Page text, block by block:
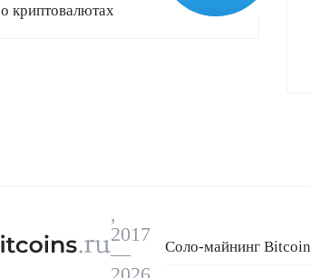
о криптовалютах
,
2017
—
Соло-майнинг Bitcoin